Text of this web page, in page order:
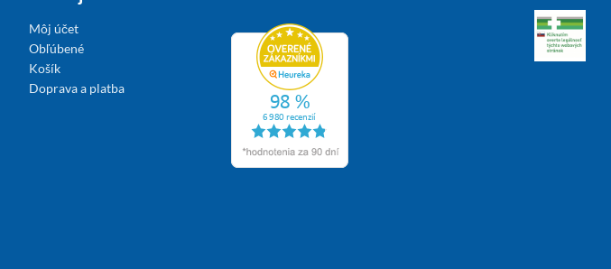
Môj účet
Obľúbené
Košík
Doprava a platba